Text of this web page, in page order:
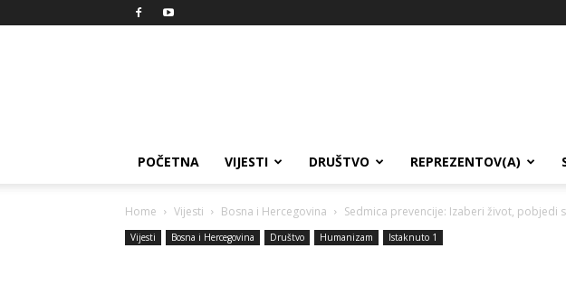
POČETNA VIJESTI DRUŠTVO REPREZENTOV(A)
Home Vijesti Bosna i Hercegovina Sedmica prevencije: Izaberi život, pobjedi
Vijesti Bosna i Hercegovina Društvo Humanizam Istaknuto 1